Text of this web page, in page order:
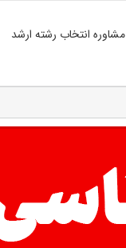
مشاوره انتخاب رشته ارشد